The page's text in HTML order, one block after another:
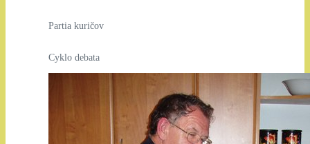
Partia kuričov
Cyklo debata